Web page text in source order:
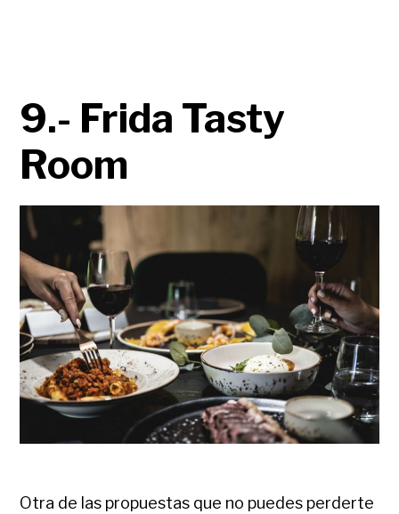
9.- Frida Tasty
Room
Otra de las propuestas que no puedes perderte